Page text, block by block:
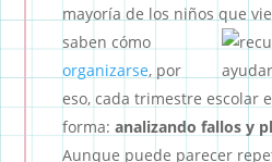
mayoría de los niños que
saben cómo
organizarse, por
eso, cada trimestre escolar
forma: analizando fallos y
Aunque puede parecer